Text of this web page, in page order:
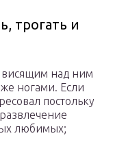
трогать и
над ним
ногами. Если
постольку
любимых;